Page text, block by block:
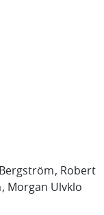
Bergström Robert
Morgan Ulvklo